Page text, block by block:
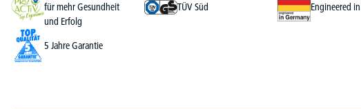
für mehr Gesundheit
und Erfolg
TÜV Süd Engineered
5 Jahre Garantie